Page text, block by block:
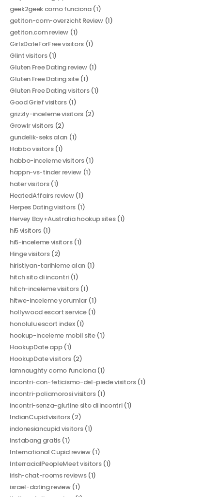
geek2geek como funciona(1)
getiton-com-overzicht Review(1)
getiton.com review (1)
GirlsDateForFree visitors(1)
Glint visitors(1)
Gluten Free Dating review(1)
Gluten Free Dating site(1)
Gluten Free Dating visitors(1)
Good Grief visitors(1)
grizzly-inceleme visitors(2)
Growlr visitors (2)
gundelik-seks alan (1)
Habbo visitors(1)
habbo-inceleme visitors(1)
happn-vs-tinder review(1)
hater visitors(1)
HeatedAffairs review(1)
Herpes Dating visitors(1)
Hervey Bay+Australia hookup sites(1)
hi5 visitors (1)
hi5-inceleme visitors(1)
Hinge visitors(2)
hiristiyan-tarihleme alan(1)
hitch sito di incontri(1)
hitch-inceleme visitors(1)
hitwe-inceleme yorumlar(1)
hollywood escort service(1)
honolulu escort index(1)
hookup-inceleme mobil site(1)
HookupDate app(1)
HookupDate visitors(2)
iamnaughty como funciona(1)
incontri-con-feticismo-del-piede visitors(1)
incontri-poliamorosi visitors(1)
incontri-senza-glutine sito di incontri(1)
IndianCupid visitors(2)
indonesiancupid visitors(1)
instabang gratis(1)
International Cupid review(1)
InterracialPeopleMeet visitors(1)
irish-chat-rooms reviews(1)
israel-dating review(1)